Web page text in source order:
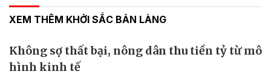
XEM THÊM KHỞI SẮC BẢN LÀNG
Không sợ thất bại, nông dân thu tiền tỷ từ mô
hình kinh tế